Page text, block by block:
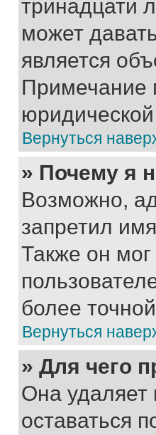
тринадцати
может
является
Примечание
Вернуться
» Почему я
Возможно,
запретил
Также он
более
Вернуться
» Для чего
Она удаляет
оставаться